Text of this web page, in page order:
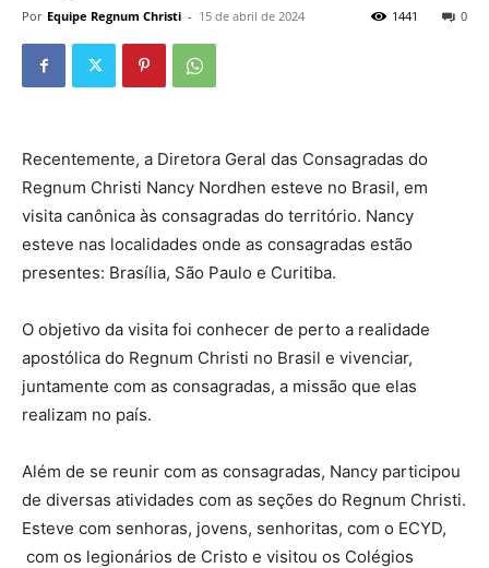
Por Equipe Regnum Christi - 15 de abril de 2024 0
1441
Recentemente, a Diretora Geral das Consagradas do
Regnum Christi Nancy Nordhen esteve no Brasil, em
visita canônica às consagradas do território. Nancy
esteve nas localidades onde as consagradas estão
presentes: Brasília, São Paulo e Curitiba.
O objetivo da visita foi conhecer de perto a realidade
apostólica do Regnum Christi no Brasil e vivenciar,
juntamente com as consagradas, a missão que elas
realizam no país.
Além de se reunir com as consagradas, Nancy participou
de diversas atividades com as seções do Regnum Christi.
Esteve com senhoras, jovens, senhoritas, com o ECYD,
com os legionários de Cristo e visitou os Colégios